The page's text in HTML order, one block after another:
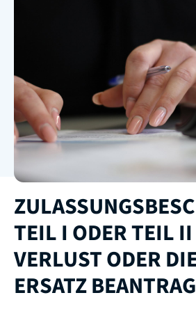
TEIL I ODER TEIL
VERLUST ODER
ERSATZ